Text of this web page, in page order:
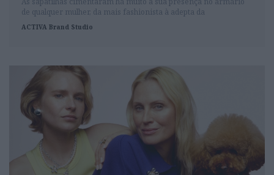
de qualquer mulher, da mais fashionista à adepta da
simplicidade. A Skechers é uma das marcas que agrada a quem
se situa em qualquer um destes pólos e continua a inovar na
ACTIVA Brand Studio